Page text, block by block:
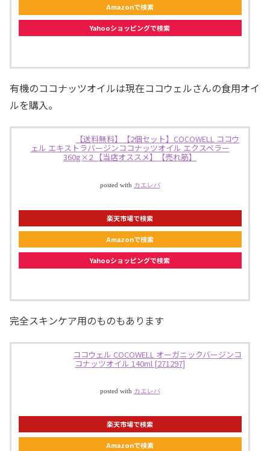
Amazonで検索
Yahooショッピングで検索
有機のココナッツオイルは現在ココウェルさんの食用オイ
ルを購入。
【送料無料】【2個セット】COCOWELL ココウ
ェル エキストラバージンココナッツオイル エクスペラー
360g×2 【当店オススメ】【売れ筋】
posted with カエレバ
楽天市場で検索
Amazonで検索
Yahooショッピングで検索
完全スキンケア用のものもあります
ココウェル COCOWELL オーガニックバージンコ
コナッツオイル 140ml [271297]
posted with カエレバ
楽天市場で検索
Amazonで検索